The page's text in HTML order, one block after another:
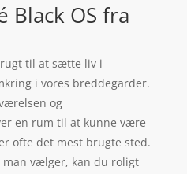
Black OS fra
til at sætte liv i
i vores breddegarder.
og
en rum til at kunne være
ofte det mest brugte sted.
man vælger, kan du roligt